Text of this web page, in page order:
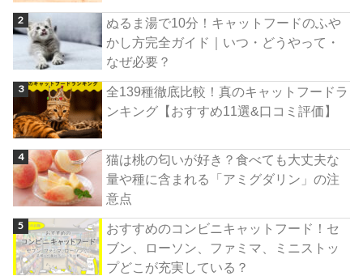
ぬるま湯で10分！キャットフードのふや
かし方完全ガイド｜いつ・どうやって・
なぜ必要？
全139種徹底比較！真のキャットフードラ
ンキング【おすすめ11選&口コミ評価】
猫は桃の匂いが好き？食べても大丈夫な
量や種に含まれる「アミグダリン」の注
意点
おすすめのコンビニキャットフード！セ
ブン、ローソン、ファミマ、ミニストッ
プどこが充実している？